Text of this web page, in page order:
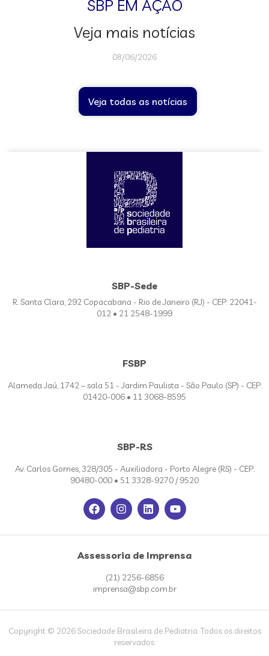
SBP EM AÇÃO
Veja mais notícias
08/06/2026
Veja todas as notícias
SBP-Sede
R. Santa Clara, 292 Copacabana - Rio de Janeiro (RJ) - CEP: 22041-
012 • 21 2548-1999
FSBP
Alameda Jaú, 1742 – sala 51 - Jardim Paulista - São Paulo (SP) - CEP:
01420-006 • 11 3068-8595
SBP-RS
Av. Carlos Gomes, 328/305 - Auxiliadora - Porto Alegre (RS) - CEP:
90480-000 • 51 3328-9270 / 9520
Assessoria de Imprensa
(21) 2256-6856
imprensa@sbp.com.br
Copyright © 2026 Sociedade Brasileira de Pediatria. Todos os direitos
reservados.